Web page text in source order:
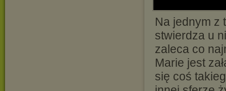
Na jednym z
stwierdza u
zaleca co
Marie jest
się coś